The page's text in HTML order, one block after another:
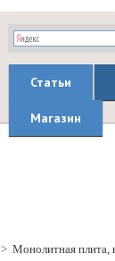
Статьи
Магазин
> Монолитная плита,